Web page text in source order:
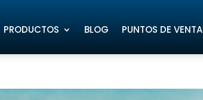
PRODUCTOS BLOG PUNTOS DE VENTA